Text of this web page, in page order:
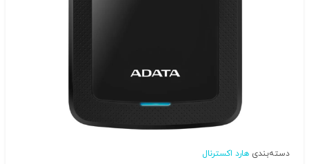
دسته‌بندی هارد اکسترنال